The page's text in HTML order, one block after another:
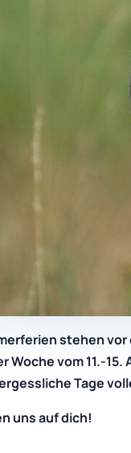
stehen vor
Woche vom 11.-
Tage
uns auf dich!